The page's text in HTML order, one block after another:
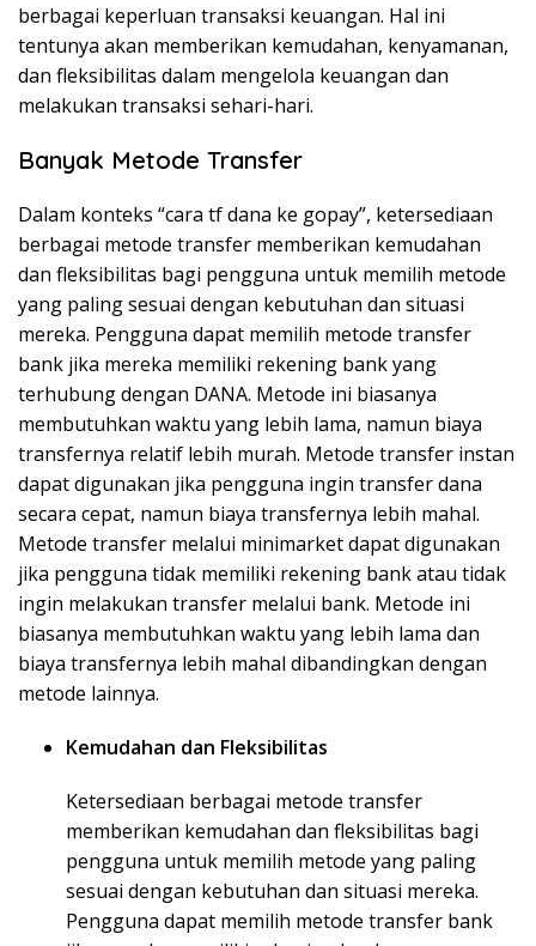
berbagai keperluan transaksi keuangan. Hal ini
tentunya akan memberikan kemudahan, kenyamanan,
dan fleksibilitas dalam mengelola keuangan dan
melakukan transaksi sehari-hari.
Banyak Metode Transfer
Dalam konteks “cara tf dana ke gopay”, ketersediaan
berbagai metode transfer memberikan kemudahan
dan fleksibilitas bagi pengguna untuk memilih metode
yang paling sesuai dengan kebutuhan dan situasi
mereka. Pengguna dapat memilih metode transfer
bank jika mereka memiliki rekening bank yang
terhubung dengan DANA. Metode ini biasanya
membutuhkan waktu yang lebih lama, namun biaya
transfernya relatif lebih murah. Metode transfer instan
dapat digunakan jika pengguna ingin transfer dana
secara cepat, namun biaya transfernya lebih mahal.
Metode transfer melalui minimarket dapat digunakan
jika pengguna tidak memiliki rekening bank atau tidak
ingin melakukan transfer melalui bank. Metode ini
biasanya membutuhkan waktu yang lebih lama dan
biaya transfernya lebih mahal dibandingkan dengan
metode lainnya.
Kemudahan dan Fleksibilitas
Ketersediaan berbagai metode transfer
memberikan kemudahan dan fleksibilitas bagi
pengguna untuk memilih metode yang paling
sesuai dengan kebutuhan dan situasi mereka.
Pengguna dapat memilih metode transfer bank